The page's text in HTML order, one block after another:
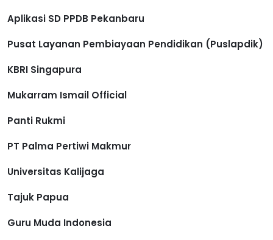
Aplikasi SD PPDB Pekanbaru
Pusat Layanan Pembiayaan Pendidikan (Puslapdik)
KBRI Singapura
Mukarram Ismail Official
Panti Rukmi
PT Palma Pertiwi Makmur
Universitas Kalijaga
Tajuk Papua
Guru Muda Indonesia